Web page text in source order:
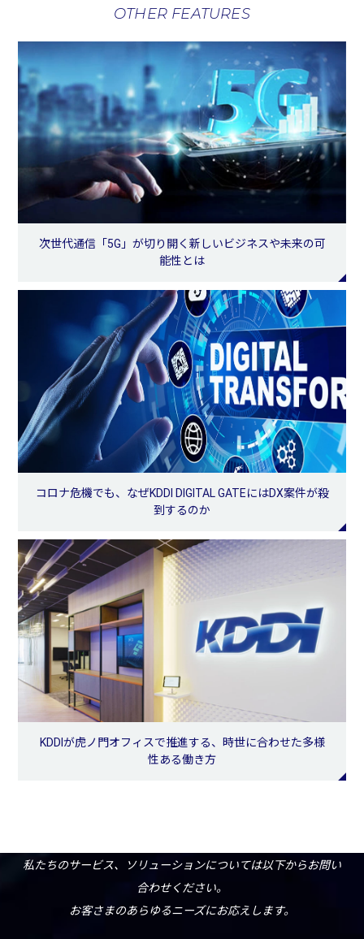
OTHER FEATURES
次世代通信「5G」が切り開く新しいビジネスや未来の可
能性とは
コロナ危機でも、なぜKDDI DIGITAL GATEにはDX案件が殺
到するのか
KDDIが虎ノ門オフィスで推進する、時世に合わせた多様
性ある働き方
私たちのサービス、ソリューションについては以下からお問い
合わせください。
お客さまのあらゆるニーズにお応えします。